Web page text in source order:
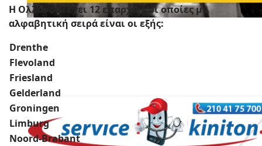
Γραφείο εύρεσης εργασίας στην Ολλανδία !
Περισσότερα
Η Ολλανδία έχει 12 επαρχίες,οι οποίες με
αλφαβητική σειρά είναι οι εξής:
Drenthe
Flevoland
Friesland
Gelderland
Groningen
Limburg
Noord-Brabant